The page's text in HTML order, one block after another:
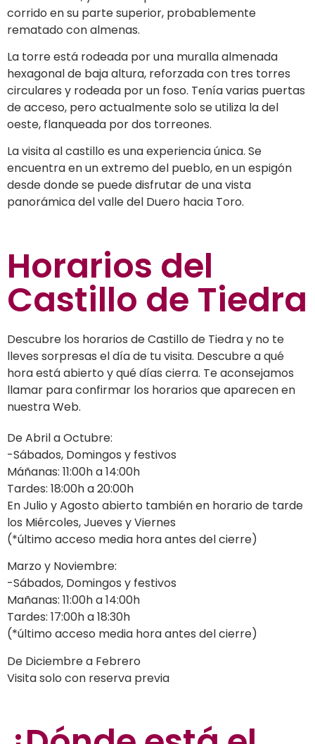
corrido en su parte superior, probablemente
rematado con almenas.
La torre está rodeada por una muralla almenada
hexagonal de baja altura, reforzada con tres torres
circulares y rodeada por un foso. Tenía varias puertas
de acceso, pero actualmente solo se utiliza la del
oeste, flanqueada por dos torreones.
La visita al castillo es una experiencia única. Se
encuentra en un extremo del pueblo, en un espigón
desde donde se puede disfrutar de una vista
panorámica del valle del Duero hacia Toro.
Horarios del
Castillo de Tiedra
Descubre los horarios de Castillo de Tiedra y no te
lleves sorpresas el día de tu visita. Descubre a qué
hora está abierto y qué días cierra. Te aconsejamos
llamar para confirmar los horarios que aparecen en
nuestra Web.
De Abril a Octubre:
-Sábados, Domingos y festivos
Máñanas: 11:00h a 14:00h
Tardes: 18:00h a 20:00h
En Julio y Agosto abierto también en horario de tarde
los Miércoles, Jueves y Viernes
(*último acceso media hora antes del cierre)
Marzo y Noviembre:
-Sábados, Domingos y festivos
Mañanas: 11:00h a 14:00h
Tardes: 17:00h a 18:30h
(*último acceso media hora antes del cierre)
De Diciembre a Febrero
Visita solo con reserva previa